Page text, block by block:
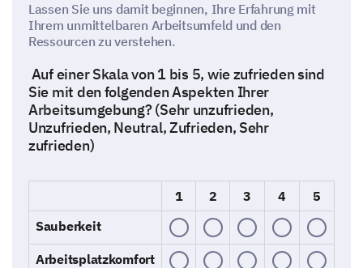
Lassen Sie uns damit beginnen, Ihre Erfahrung mit
Ihrem unmittelbaren Arbeitsumfeld und den
Ressourcen zu verstehen.
Auf einer Skala von 1 bis 5, wie zufrieden sind
Sie mit den folgenden Aspekten Ihrer
Arbeitsumgebung? (Sehr unzufrieden,
Unzufrieden, Neutral, Zufrieden, Sehr
zufrieden)
1 2 3 4
5
Sauberkeit
Arbeitsplatzkomfort